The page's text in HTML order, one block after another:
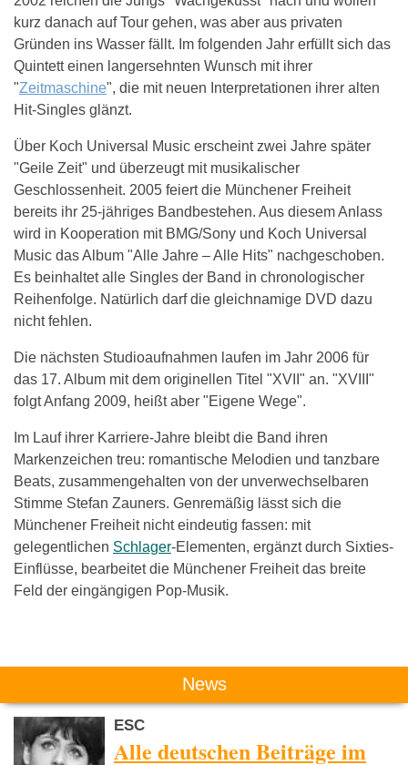
kurz danach auf Tour gehen, was aber aus privaten
Gründen ins Wasser fällt. Im folgenden Jahr erfüllt sich das
Quintett einen langersehnten Wunsch mit ihrer
"Zeitmaschine", die mit neuen Interpretationen ihrer alten
Hit-Singles glänzt.
Über Koch Universal Music erscheint zwei Jahre später
"Geile Zeit" und überzeugt mit musikalischer
Geschlossenheit. 2005 feiert die Münchener Freiheit
bereits ihr 25-jähriges Bandbestehen. Aus diesem Anlass
wird in Kooperation mit BMG/Sony und Koch Universal
Music das Album "Alle Jahre – Alle Hits" nachgeschoben.
Es beinhaltet alle Singles der Band in chronologischer
Reihenfolge. Natürlich darf die gleichnamige DVD dazu
nicht fehlen.
Die nächsten Studioaufnahmen laufen im Jahr 2006 für
das 17. Album mit dem originellen Titel "XVII" an. "XVIII"
folgt Anfang 2009, heißt aber "Eigene Wege".
Im Lauf ihrer Karriere-Jahre bleibt die Band ihren
Markenzeichen treu: romantische Melodien und tanzbare
Beats, zusammengehalten von der unverwechselbaren
Stimme Stefan Zauners. Genremäßig lässt sich die
Münchener Freiheit nicht eindeutig fassen: mit
gelegentlichen Schlager-Elementen, ergänzt durch Sixties-
Einflüsse, bearbeitet die Münchener Freiheit das breite
Feld der eingängigen Pop-Musik.
Das könnte Dich auch interessieren:
News
ESC
Alle deutschen Beiträge im